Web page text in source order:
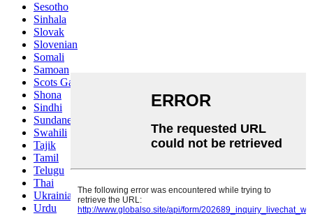
Sesotho
Sinhala
Slovak
Slovenian
Somali
Samoan
Scots Gaelic
Shona
Sindhi
Sundanese
Swahili
Tajik
Tamil
Telugu
Thai
Ukrainian
Urdu